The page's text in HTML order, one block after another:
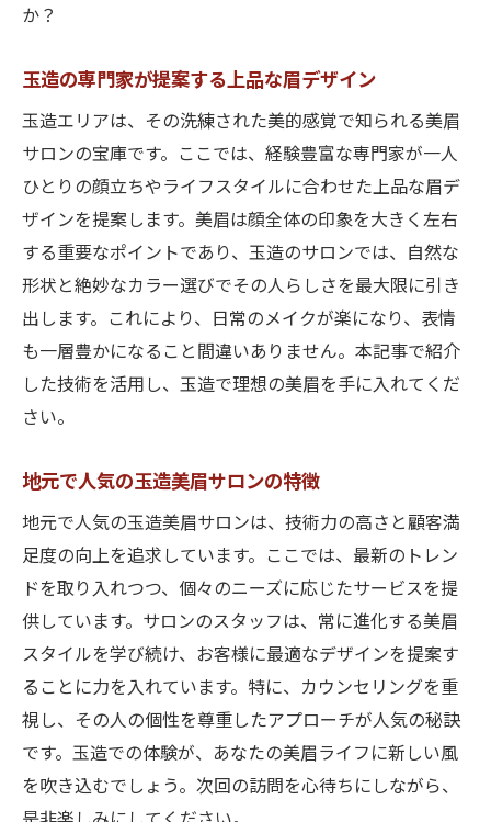
個性を活かす大阪市の美眉デザイン術
大阪市で実現する美眉のマジック
か？
玉造の専門家が提案する上品な眉デザイン
玉造エリアは、その洗練された美的感覚で知られる美眉
サロンの宝庫です。ここでは、経験豊富な専門家が一人
ひとりの顔立ちやライフスタイルに合わせた上品な眉デ
ザインを提案します。美眉は顔全体の印象を大きく左右
する重要なポイントであり、玉造のサロンでは、自然な
形状と絶妙なカラー選びでその人らしさを最大限に引き
出します。これにより、日常のメイクが楽になり、表情
も一層豊かになること間違いありません。本記事で紹介
した技術を活用し、玉造で理想の美眉を手に入れてくだ
さい。
地元で人気の玉造美眉サロンの特徴
地元で人気の玉造美眉サロンは、技術力の高さと顧客満
足度の向上を追求しています。ここでは、最新のトレン
ドを取り入れつつ、個々のニーズに応じたサービスを提
供しています。サロンのスタッフは、常に進化する美眉
スタイルを学び続け、お客様に最適なデザインを提案す
ることに力を入れています。特に、カウンセリングを重
視し、その人の個性を尊重したアプローチが人気の秘訣
です。玉造での体験が、あなたの美眉ライフに新しい風
を吹き込むでしょう。次回の訪問を心待ちにしながら、